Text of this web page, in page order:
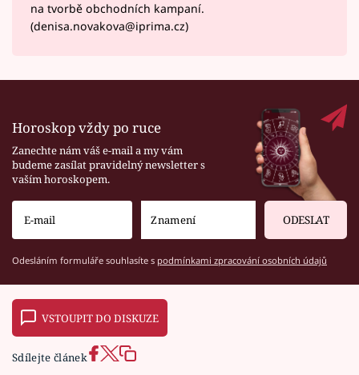
na tvorbě obchodních kampaní.
(denisa.novakova@iprima.cz)
Horoskop vždy po ruce
Zanechte nám váš e-mail a my vám
budeme zasílat pravidelný newsletter s
vaším horoskopem.
ODESLAT
Odesláním formuláře souhlasíte s podmínkami zpracování osobních údajů
VSTOUPIT DO DISKUZE
Sdílejte článek